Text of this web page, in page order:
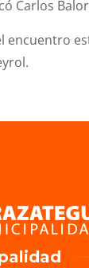
Carlos
encuentro